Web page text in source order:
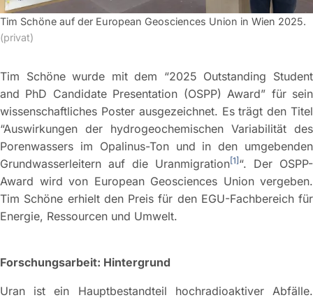
Tim Schöne auf der European Geosciences Union in Wien 2025.
(privat)
Tim Schöne wurde mit dem “2025 Outstanding Student
and PhD Candidate Presentation (OSPP) Award” für sein
wissenschaftliches Poster ausgezeichnet. Es trägt den Titel
“Auswirkungen der hydrogeochemischen Variabilität des
Porenwassers im Opalinus-Ton und in den umgebenden
Grundwasserleitern auf die Uranmigration[1] “. Der OSPP-
Award wird von European Geosciences Union vergeben.
Tim Schöne erhielt den Preis für den EGU-Fachbereich für
Energie, Ressourcen und Umwelt.
Forschungsarbeit: Hintergrund
Uran ist ein Hauptbestandteil hochradioaktiver Abfälle.